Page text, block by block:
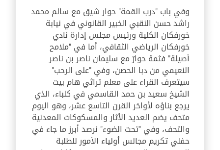
وفي باب "درب القمة" حوار شيق مع سالم محمد
راشد حسن النقبي الخبير القانوني في نيابة
خورفكان الكلية ورئيس مجلس إدارة نادي
خورفكان الرياضي الثقافي، أما في "ملامح
أصيلة" فثمة حوارٌ مع سليمان ناصر بن ناصر
النعيمي من دبا الحصن، وفي "على الرحب"
سيتعرف القراء على معلم تراثي هام بيت
الشيخ سعيد بن حمد القاسمي في كلباء، الذي
يرجع بناؤه لأواخر القرن التاسع عشر، وهو اليوم
متحف يضم العديد الأثار والمسكوكات المعدنية
والتحف، وفي "تحت الضوء" نرصد أبرز ما جاء في
حفلي تكريم مجالس أولياء الأمور للطلبة